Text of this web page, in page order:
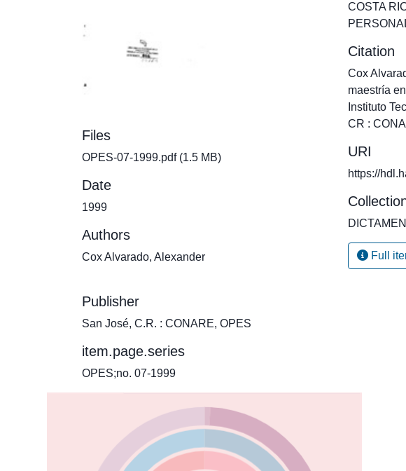
Files
OPES-07-1999.pdf(1.5 MB)
Date
1999
Authors
Cox Alvarado, Alexander
Publisher
San José, C.R. : CONARE, OPES
item.page.series
OPES;no. 07-1999
COSTA
Citation
Cox
maestría
Instituto
CR :
URI
https://
Full